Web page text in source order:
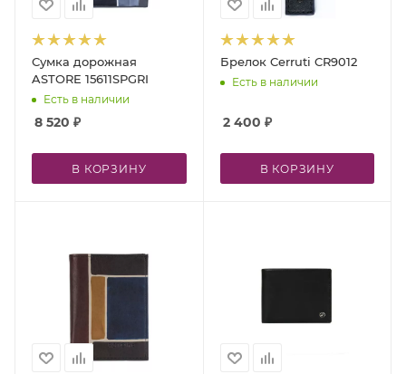
Сумка дорожная
ASTORE 15611SPGRI
Есть в наличии
8 520 ₽
В КОРЗИНУ
Брелок Cerruti CR9012
Есть в наличии
2 400 ₽
В КОРЗИНУ